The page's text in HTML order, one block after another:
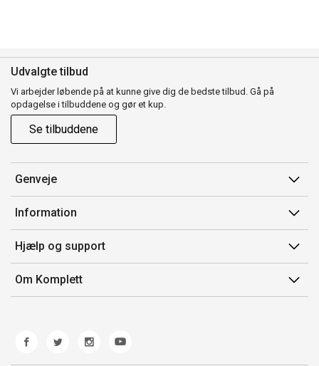
Udvalgte tilbud
Vi arbejder løbende på at kunne give dig de bedste tilbud. Gå på
opdagelse i tilbuddene og gør et kup.
Se tilbuddene
Genveje
Min side
Ordrehistorik
Gavekort
Information
Salgsbetingelser
Mærker/producent
Fortrydelsesret
Hjælp og support
Kontakt os
Kundeservice
Fejl/Mangler
Om Komplett